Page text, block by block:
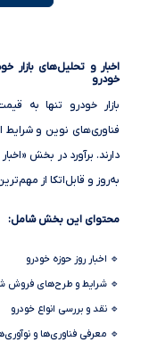
اخبار و تحلیل‌های
خودرو
بازار خودرو تنها به
فناوری‌های نوین و
دارند. برآورد در بخش
به‌روز و قابل‌اتکا از
محتوای این بخش شامل:
🔹 اخبار روز حوزه خودرو
🔹 شرایط و طرح‌های فروش
🔹 نقد و بررسی انواع خودرو
🔹 معرفی فناوری‌ها و